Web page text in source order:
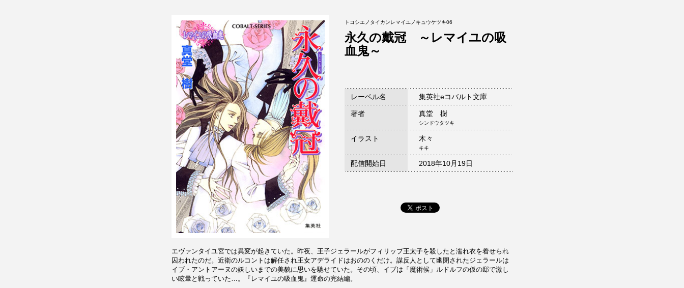
トコシエノタイカンレマイユノキュウケツキ06
永久の戴冠 ～レマイユの吸
血鬼～
レーベル名 集英社eコバルト文庫
著者 真堂 樹
シンドウタツキ
イラスト 木々
キキ
配信開始日 2018年10月19日
エヴァンタイユ宮では異変が起きていた。昨夜、王子ジェラールがフィリップ王太子を殺したと濡れ衣を着せられ
囚われたのだ。近衛のルコントは解任され王女アデライドはおののくだけ。謀反人として幽閉されたジェラールは
イブ・アントアーヌの妖しいまでの美貌に思いを馳せていた。その頃、イブは「魔術候」ルドルフの仮の邸で激し
い眩暈と戦っていた…。『レマイユの吸血鬼』運命の完結編。